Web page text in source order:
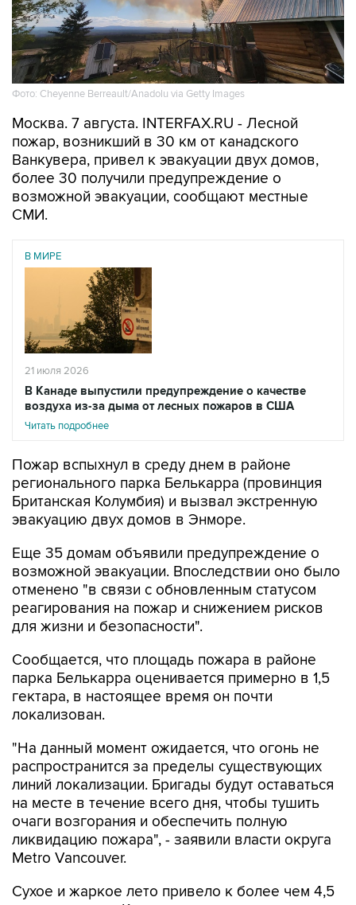
Фото: Cheyenne Berreault/Anadolu via Getty Images
Москва. 7 августа. INTERFAX.RU - Лесной
Ванкувера, привел к эвакуации двух домов,
более 30 получили предупреждение о
возможной эвакуации, сообщают местные
СМИ.
В МИРЕ
21 июля 2026
В Канаде выпустили предупреждение о качестве
воздуха из-за дыма от лесных пожаров в США
Читать подробнее
Пожар вспыхнул в среду днем в районе
Британская Колумбия) и вызвал экстренную
эвакуацию двух домов в Энморе.
Еще 35 домам объявили предупреждение о
отменено "в связи с обновленным статусом
реагирования на пожар и снижением рисков
для жизни и безопасности".
Сообщается, что площадь пожара в районе
гектара, в настоящее время он почти
локализован.
"На данный момент ожидается, что огонь не
линий локализации. Бригады будут оставаться
на месте в течение всего дня, чтобы тушить
очаги возгорания и обеспечить полную
ликвидацию пожара", - заявили власти округа
Metro Vancouver.
Сухое и жаркое лето привело к более чем 4,5
сгорело около 3,9 млн гектаров земли.